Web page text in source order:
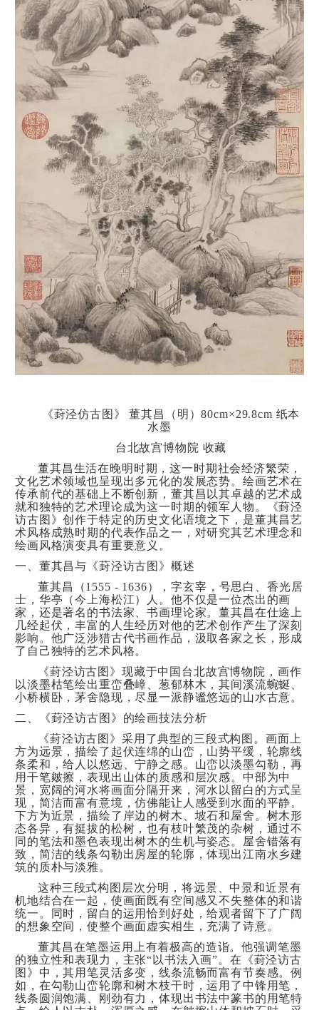
《葑泾仿古图》 董其昌（明）80cm×29.8cm 纸本
水墨
台北故宫博物院 收藏
董其昌生活在晚明时期，这一时期社会经济繁荣，
文化艺术领域也呈现出多元化的发展态势。绘画艺术在
传承前代的基础上不断创新，董其昌以其卓越的艺术成
就和独特的艺术理论成为这一时期的领军人物。《葑泾
访古图》创作于特定的历史文化语境之下，是董其昌艺
术风格成熟时期的代表作品之一，对研究其艺术理念和
绘画风格演变具有重要意义。
一、董其昌与《葑泾访古图》概述
董其昌（1555 - 1636），字玄宰，号思白、香光居
士，华亭（今上海松江）人。他不仅是一位杰出的画
家，还是著名的书法家、书画理论家。董其昌在仕途上
几经起伏，丰富的人生经历对他的艺术创作产生了深刻
影响。他广泛涉猎古代书画作品，汲取各家之长，形成
了自己独特的艺术风格。
《葑泾访古图》现藏于中国台北故宫博物院，画作
以淡墨枯笔绘出重峦叠嶂、葱郁林木，其间溪流蜿蜒、
小桥横卧，茅舍隐现，尽显一派静谧悠远的山水古意。
二、《葑泾访古图》的绘画技法分析
《葑泾访古图》采用了典型的三段式构图。画面上
方为远景，描绘了起伏连绵的山峦，山势平缓，轮廓线
条柔和，给人以悠远、宁静之感。山峦以淡墨勾勒，再
用干笔皴擦，表现出山体的质感和层次感。中部为中
景，宽阔的河水将画面分隔开来，河水以留白的方式呈
现，简洁而富有意境，仿佛能让人感受到水面的平静。
下方为近景，描绘了岸边的树木、坡石和屋舍。树木形
态各异，有挺拔的松树，也有枝叶繁茂的杂树，通过不
同的笔法和墨色表现出树木的生机与姿态。屋舍错落有
致，简洁的线条勾勒出房屋的轮廓，体现出江南水乡建
筑的质朴与淡雅。
这种三段式构图层次分明，将远景、中景和近景有
机地结合在一起，使画面既有空间感又不失整体的和谐
统一。同时，留白的运用恰到好处，给观者留下了广阔
的想象空间，使整个画面虚实相生，充满了诗意。
董其昌在笔墨运用上有着极高的造诣。他强调笔墨
的独立性和表现力，主张“以书法入画”。在《葑泾访古
图》中，其用笔灵活多变，线条流畅而富有节奏感。例
如，在勾勒山峦轮廓和树木枝干时，运用了中锋用笔，
线条圆润饱满、刚劲有力，体现出书法中篆书的用笔特